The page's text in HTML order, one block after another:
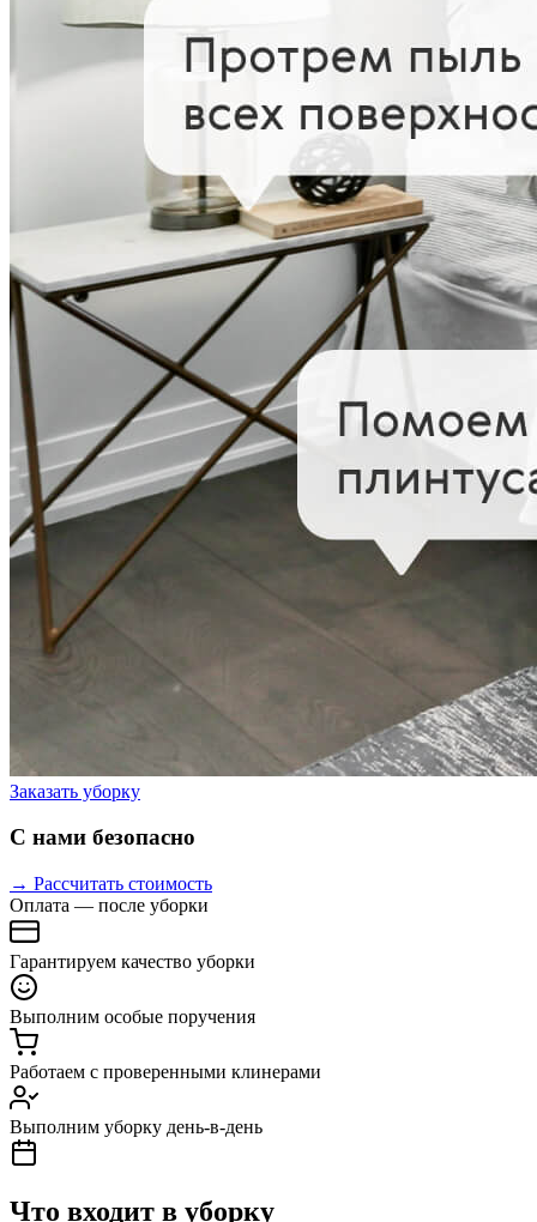
Заказать уборку
С нами безопасно
→ Рассчитать стоимость
Оплата — после уборки
Гарантируем качество уборки
Выполним особые поручения
Работаем с проверенными клинерами
Выполним уборку день-в-день
Что входит в уборку